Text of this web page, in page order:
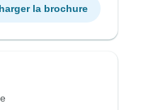
la brochure